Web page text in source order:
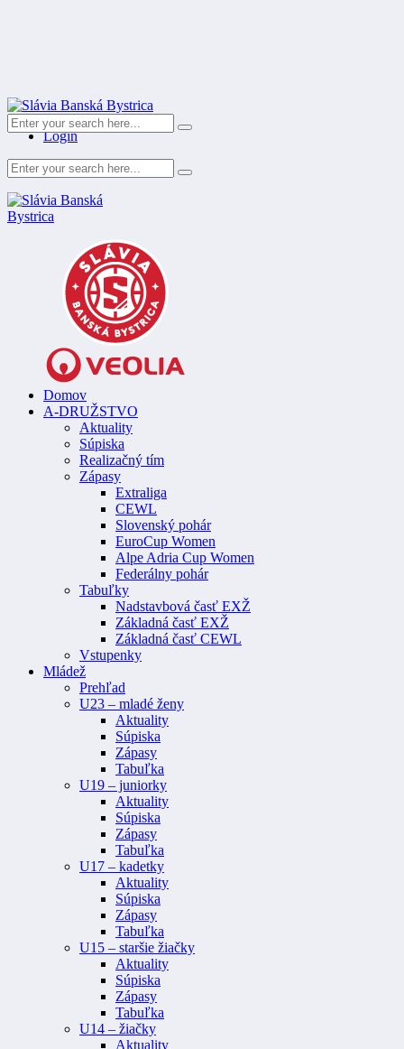
Register
Login
Domov
A-DRUŽSTVO
Aktuality
Súpiska
Realizačný tím
Zápasy
Extraliga
CEWL
Slovenský pohár
EuroCup Women
Alpe Adria Cup Women
Federálny pohár
Tabuľky
Nadstavbová časť EXŽ
Základná časť EXŽ
Základná časť CEWL
Vstupenky
Mládež
Prehľad
U23 – mladé ženy
Aktuality
Súpiska
Zápasy
Tabuľka
U19 – juniorky
Aktuality
Súpiska
Zápasy
Tabuľka
U17 – kadetky
Aktuality
Súpiska
Zápasy
Tabuľka
U15 – staršie žiačky
Aktuality
Súpiska
Zápasy
Tabuľka
U14 – žiačky
Aktuality